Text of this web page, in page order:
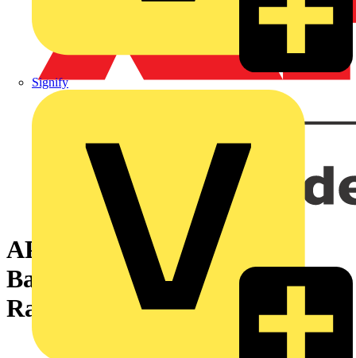
Signify
APC Smart-UPS RT
Batteriemodul 192V,
Rackmontage, 3HE